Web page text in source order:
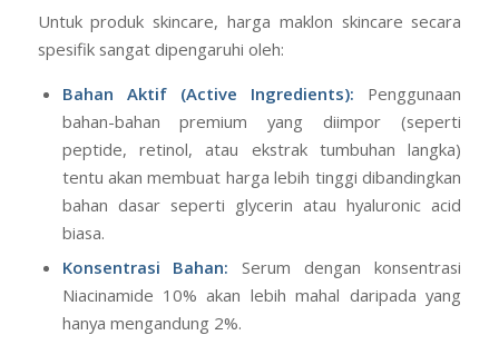
Untuk produk skincare, harga maklon skincare secara
spesifik sangat dipengaruhi oleh:
Bahan Aktif (Active Ingredients): Penggunaan
bahan-bahan premium yang diimpor (seperti
peptide, retinol, atau ekstrak tumbuhan langka)
tentu akan membuat harga lebih tinggi dibandingkan
bahan dasar seperti glycerin atau hyaluronic acid
biasa.
Konsentrasi Bahan: Serum dengan konsentrasi
Niacinamide 10% akan lebih mahal daripada yang
hanya mengandung 2%.